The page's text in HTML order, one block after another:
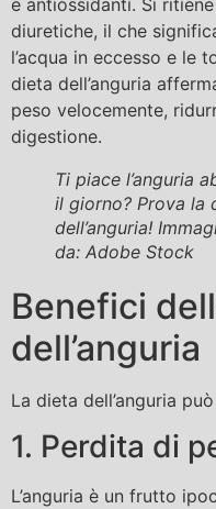
diuretiche, il che
l’acqua in eccesso e le
dieta dell’anguria
peso velocemente,
digestione.
Ti piace l’anguria
il giorno? Prova la
dell’anguria!
da: Adobe Stock
Benefici
dell’anguria
La dieta dell’anguria
1. Perdita di
L’anguria è un frutto